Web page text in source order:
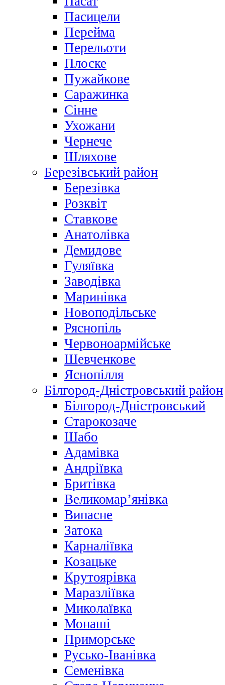
Пасицели
Перейма
Перельоти
Плоске
Пужайкове
Саражинка
Сінне
Ухожани
Чернече
Шляхове
Березівський район
Березівка
Розквіт
Ставкове
Анатолівка
Демидове
Гуляївка
Заводівка
Маринівка
Новоподільське
Ряснопіль
Червоноармійське
Шевченкове
Яснопілля
Білгород-Дністровський район
Білгород-Дністровський
Старокозаче
Шабо
Адамівка
Андріївка
Бритівка
Великомар’янівка
Випасне
Затока
Карналіївка
Козацьке
Крутоярівка
Маразліївка
Миколаївка
Монаші
Приморське
Русько-Іванівка
Семенівка